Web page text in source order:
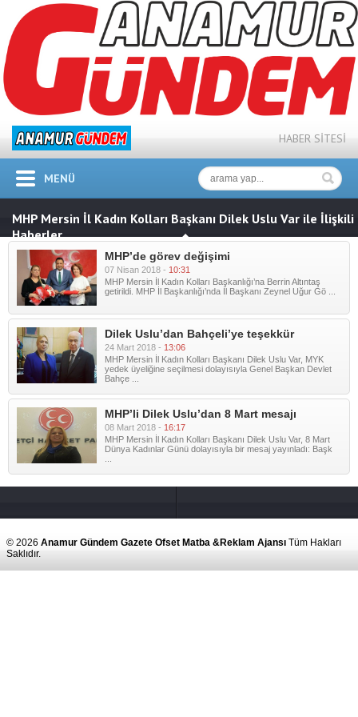
HABER SİTESİ
MENÜ
MHP Mersin İl Kadın Kolları Başkanı Dilek Uslu Var ile İlişkili
Haberler
MHP’de görev değişimi
07 Nisan 2018 - 10:31
MHP Mersin İl Kadın Kolları Başkanlığı’na Berrin Altıntaş
getirildi. MHP İl Başkanlığı’nda İl Başkanı Zeynel Uğur Gö ...
Dilek Uslu’dan Bahçeli’ye teşekkür
24 Mart 2018 - 13:06
MHP Mersin İl Kadın Kolları Başkanı Dilek Uslu Var, MYK
yedek üyeliğine seçilmesi dolayısıyla Genel Başkan Devlet
Bahçe ...
MHP’li Dilek Uslu’dan 8 Mart mesajı
08 Mart 2018 - 16:17
MHP Mersin İl Kadın Kolları Başkanı Dilek Uslu Var, 8 Mart
Dünya Kadınlar Günü dolayısıyla bir mesaj yayınladı: Başk
© 2026 Anamur Gündem Gazete Ofset Matba &Reklam Ajansı Tüm Hakları
Saklıdır.